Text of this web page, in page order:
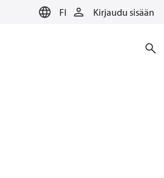
FI Kirjaudu sisään